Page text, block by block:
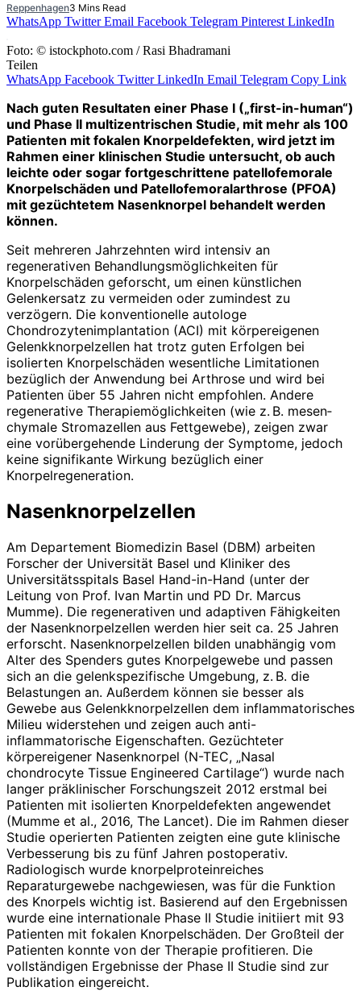
Reppenhagen3 Mins Read
WhatsApp Twitter Email Facebook Telegram Pinterest LinkedIn
Foto: © istockphoto.com / Rasi Bhadramani
Teilen
WhatsApp Facebook Twitter LinkedIn Email Telegram Copy Link
Nach guten Resultaten einer Phase I („first-in-human“)
und Phase II multizentrischen Studie, mit mehr als 100
Patienten mit fokalen Knorpeldefekten, wird jetzt im
Rahmen einer klinischen Studie untersucht, ob auch
leichte oder sogar fortgeschrittene patellofemorale
Knorpelschäden und Patellofemoralarthrose (PFOA)
mit gezüchtetem Nasenknorpel behandelt werden
können.
Seit mehreren Jahrzehnten wird intensiv an
regenerativen Behandlungsmöglichkeiten für
Knorpelschäden geforscht, um einen künstlichen
Gelenkersatz zu vermeiden oder zumindest zu
verzögern. Die konventionelle autologe
Chondrozytenimplantation (ACI) mit körpereigenen
Gelenkknorpelzellen hat trotz guten Erfolgen bei
isolierten Knorpelschäden wesentliche Limitationen
bezüglich der Anwendung bei Arthrose und wird bei
Patienten über 55 Jahren nicht empfohlen. Andere
regenerative Therapiemöglichkeiten (wie z. B. mesen­
chymale Stromazellen aus Fettgewebe), zeigen zwar
eine vorübergehende Linderung der Symptome, jedoch
keine signifikante Wirkung bezüglich einer
Knorpelregeneration.
Nasenknorpelzellen
Am Departement Biomedizin Basel (DBM) arbeiten
Forscher der Universität Basel und Kliniker des
Universitätsspitals Basel Hand-in-Hand (unter der
Leitung von Prof. Ivan Martin und PD Dr. Marcus
Mumme). Die regenerativen und adaptiven Fähigkeiten
der Nasenknorpelzellen werden hier seit ca. 25 Jahren
erforscht. Nasenknorpelzellen bilden unabhängig vom
Alter des Spenders gutes Knorpelgewebe und passen
sich an die gelenkspezifische Umgebung, z. B. die
Belastungen an. Außerdem können sie besser als
Gewebe aus Gelenkknorpelzellen dem inflammatorisches
Milieu widerstehen und zeigen auch anti-
inflammatorische Eigenschaften. Gezüchteter
körpereigener Nasenknorpel (N-TEC, „Nasal
chondrocyte Tissue Engineered Cartilage“) wurde nach
langer präklinischer Forschungszeit 2012 erstmal bei
Patienten mit isolierten Knorpeldefekten angewendet
(Mumme et al., 2016, The Lancet). Die im Rahmen dieser
Studie operierten Patienten zeigten eine gute klinische
Verbesserung bis zu fünf Jahren postoperativ.
Radiologisch wurde knorpelproteinreiches
Reparaturgewebe nachgewiesen, was für die Funktion
des Knorpels wichtig ist. Basierend auf den Ergebnissen
wurde eine internationale Phase II Studie initiiert mit 93
Patienten mit fokalen Knorpelschäden. Der Großteil der
Patienten konnte von der Therapie profitieren. Die
vollständigen Ergebnisse der Phase II Studie sind zur
Publikation eingereicht.